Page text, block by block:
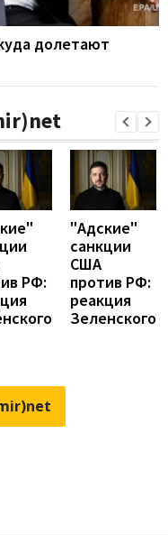
долетают
РФ:
"Адские"
санкции
США
против РФ:
реакция
Зеленского